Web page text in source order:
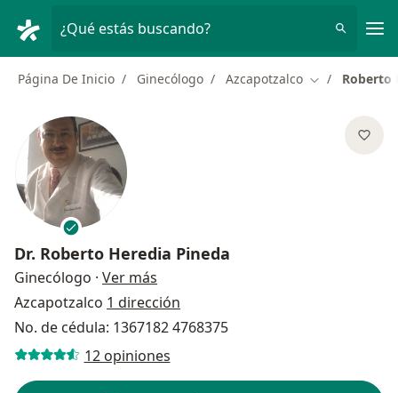
¿Qué estás buscando?
Página De Inicio Ginecólogo Azcapotzalco Cambiar de
Roberto
Dr. Roberto Heredia Pineda
Ginecólogo · Ver más
Azcapotzalco 1 dirección
No. de cédula: 1367182 4768375
12 opiniones